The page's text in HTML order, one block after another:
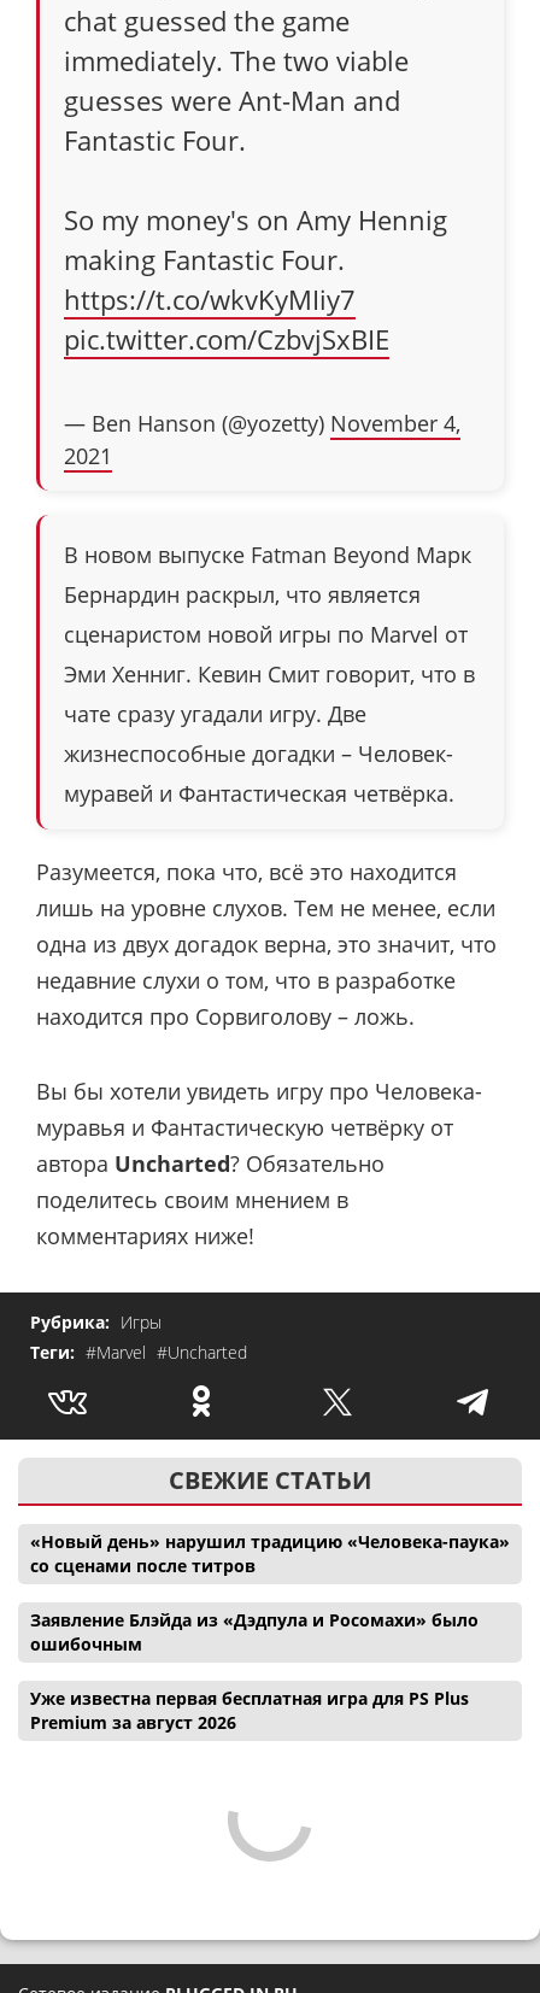
chat guessed the game
immediately. The two viable
guesses were Ant-Man and
Fantastic Four.
So my money's on Amy Hennig
making Fantastic Four.
https://t.co/wkvKyMIiy7
pic.twitter.com/CzbvjSxBIE
— Ben Hanson (@yozetty) November 4,
2021
В новом выпуске Fatman Beyond Марк
Бернардин раскрыл, что является
сценаристом новой игры по Marvel от
Эми Хенниг. Кевин Смит говорит, что в
чате сразу угадали игру. Две
жизнеспособные догадки – Человек-
муравей и Фантастическая четвёрка.
Разумеется, пока что, всё это находится
лишь на уровне слухов. Тем не менее, если
одна из двух догадок верна, это значит, что
недавние слухи о том, что в разработке
находится про Сорвиголову – ложь.
Вы бы хотели увидеть игру про Человека-
муравья и Фантастическую четвёрку от
автора Uncharted? Обязательно
поделитесь своим мнением в
комментариях ниже!
Рубрика: Игры
Теги: #Marvel #Uncharted
СВЕЖИЕ СТАТЬИ
«Новый день» нарушил традицию «Человека-паука»
со сценами после титров
Заявление Блэйда из «Дэдпула и Росомахи» было
ошибочным
Уже известна первая бесплатная игра для PS Plus
Premium за август 2026